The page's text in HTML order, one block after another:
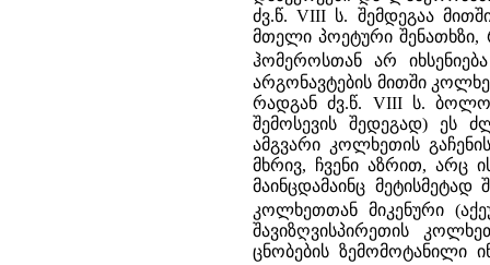
ძვ.წ. VIII ს. შემდეგაა
მთელი პოეტური შენათხზი,
ჰომეროსთან არ
არგონავტების მითში
რადგან ძვ.წ. VIII ს.
შემოსევის შედეგად) ეს
ამგვარი კოლხეთის
მხრივ, ჩვენი აზრით, არც
მაინცდამაინც
კოლხეთთან მიკენური
შავიზღვისპირეთის
ცნობების ზემომოტანილი